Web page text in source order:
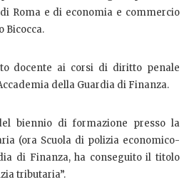
Roma e di economia e commercio
Bicocca.
docente ai corsi di diritto penale
della Guardia di Finanza.
biennio di formazione presso la
(ora Scuola di polizia economico-
di Finanza, ha conseguito il titolo
tributaria”.